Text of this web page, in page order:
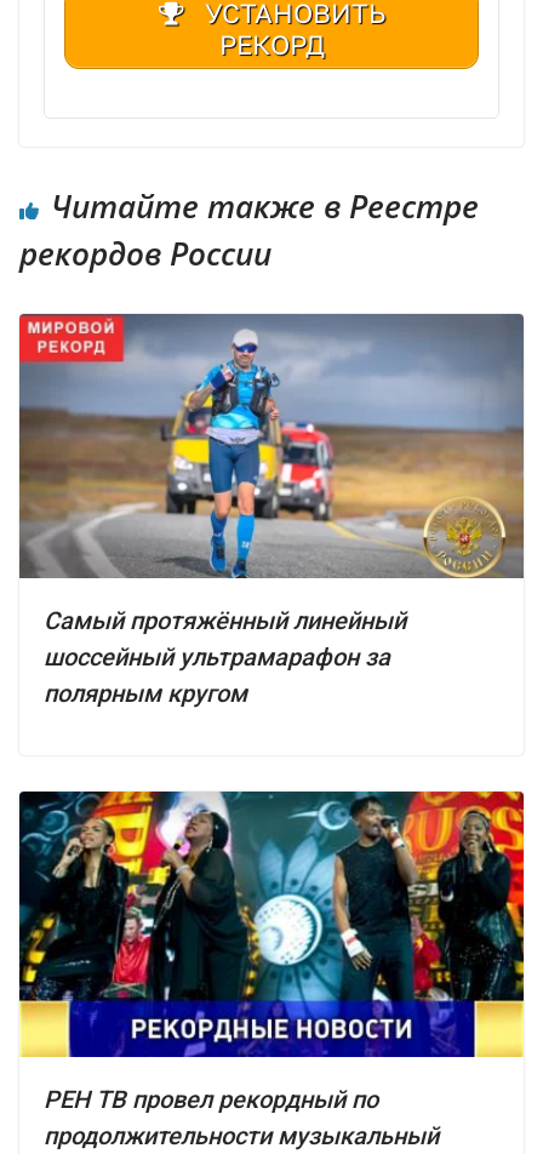
УСТАНОВИТЬ
РЕКОРД
Читайте также в Реестре
рекордов России
Самый протяжённый линейный
шоссейный ультрамарафон за
полярным кругом
РЕН ТВ провел рекордный по
продолжительности музыкальный